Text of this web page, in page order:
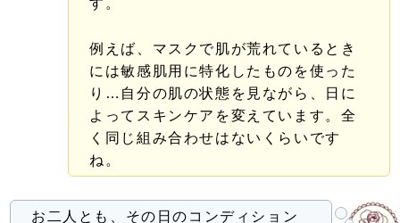
す。
例えば、マスクで肌が荒れているとき
には敏感肌用に特化したものを使った
り…自分の肌の状態を見ながら、日に
よってスキンケアを変えています。全
く同じ組み合わせはないくらいです
ね。
お二人とも、その日のコンディション